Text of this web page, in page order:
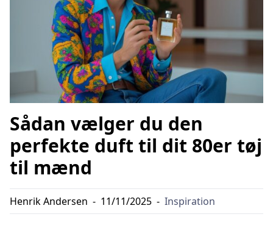
Sådan vælger du den
perfekte duft til dit 80er tøj
til mænd
Henrik Andersen - 11/11/2025 - Inspiration